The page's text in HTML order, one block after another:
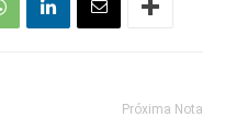
Próxima Nota